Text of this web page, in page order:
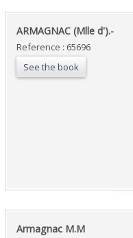
‎ARMAGNAC (Mlle d').-‎
Reference : 65696
See the book
‎Armagnac M.M‎